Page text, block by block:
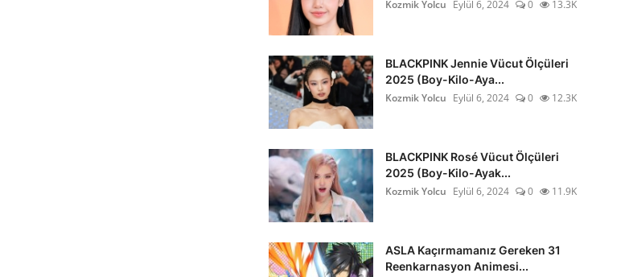
Kozmik Yolcu Eylül 6, 2024 0 13.3K
BLACKPINK Jennie Vücut Ölçüleri
2025 (Boy-Kilo-Aya...
Kozmik Yolcu Eylül 6, 2024 0 12.3K
BLACKPINK Rosé Vücut Ölçüleri
2025 (Boy-Kilo-Ayak...
Kozmik Yolcu Eylül 6, 2024 0 11.9K
ASLA Kaçırmamanız Gereken 31
Reenkarnasyon Animesi...